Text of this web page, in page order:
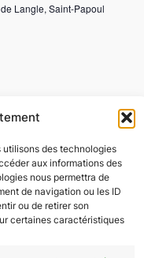
utilisons des technologies
aux informations des
nous permettra de
de navigation ou les ID
ou de retirer son
certaines caractéristiques
Langle, Saint-Papoul